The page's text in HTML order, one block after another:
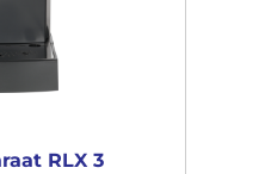
RLX 3